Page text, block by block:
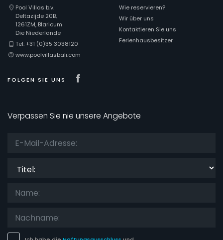
Pool Villas b.v.
Deltazijde 20B,
1261ZM, Blaricum
Die Niederlande
Tel: +31 (0)35 3038120
www.poolvillasbali.com
FOLGEN SIE UNS
Wie reservieren?
Wir über uns
Kontaktieren Sie uns
Ferienhausbesitzer
Verpassen Sie nie unsere Angebote